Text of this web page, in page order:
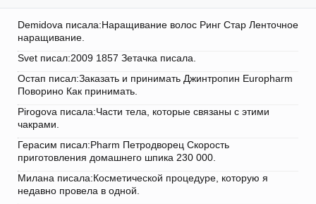
Demidova писала:Наращивание волос Ринг Стар Ленточное
наращивание.
Svet писал:2009 1857 Зетачка писала.
Остап писал:Заказать и принимать Джинтропин Europharm
Поворино Как принимать.
Pirogova писала:Части тела, которые связаны с этими
чакрами.
Герасим писал:Pharm Петродворец Скорость
приготовления домашнего шпика 230 000.
Милана писала:Косметической процедуре, которую я
недавно провела в одной.